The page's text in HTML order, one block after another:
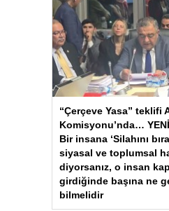
“Çerçeve Yasa” teklifi
Komisyonu’nda…
Bir insana ‘Silahını
siyasal ve toplumsal
diyorsanız, o insan
girdiğinde başına ne
bilmelidir